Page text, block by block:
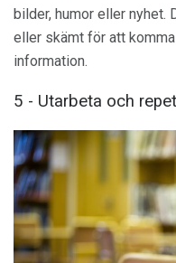
bilder, humor eller nyhet.
eller skämt för att
information.
5 - Utarbeta och